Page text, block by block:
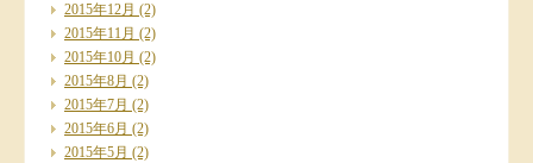
2015年12月 (2)
2015年11月 (2)
2015年10月 (2)
2015年8月 (2)
2015年7月 (2)
2015年6月 (2)
2015年5月 (2)